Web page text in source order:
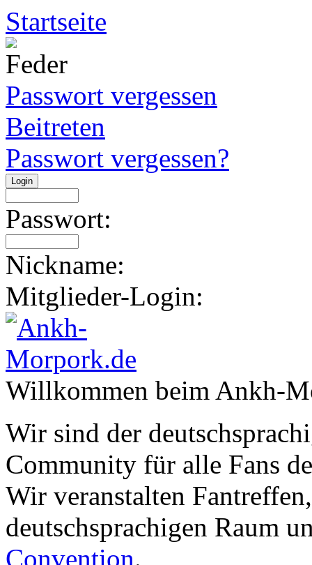
Startseite
Passwort vergessen
Beitreten
Passwort vergessen?
Passwort:
Nickname:
Mitglieder-Login:
Willkommen beim Ankh-
Wir sind der
Community für alle Fans
Wir veranstalten
deutschsprachigen Raum
Convention.